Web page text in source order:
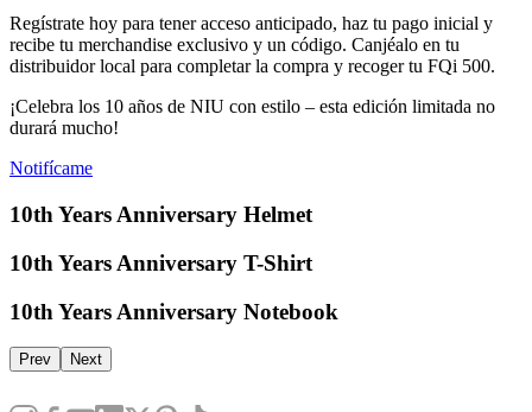
Regístrate hoy para tener acceso anticipado, haz tu pago inicial y
recibe tu merchandise exclusivo y un código. Canjéalo en tu
distribuidor local para completar la compra y recoger tu FQi 500.
¡Celebra los 10 años de NIU con estilo – esta edición limitada no
durará mucho!
Notifícame
10th Years Anniversary Helmet
10th Years Anniversary T-Shirt
10th Years Anniversary Notebook
Prev Next